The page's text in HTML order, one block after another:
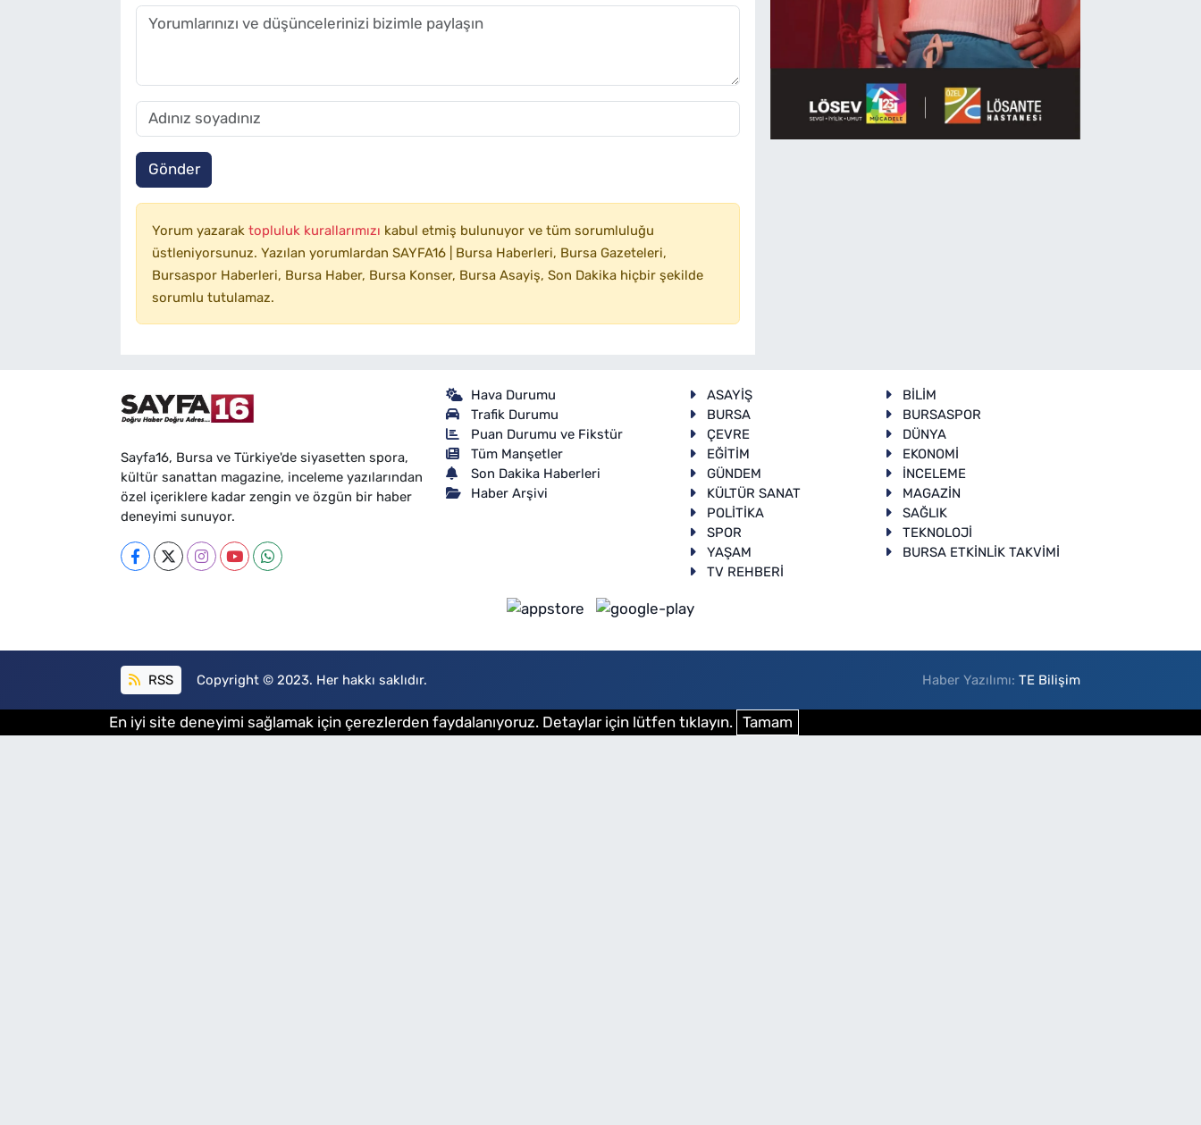
Gönder
Yorum yazarak topluluk kurallarımızı kabul etmiş bulunuyor ve tüm sorumluluğu
üstleniyorsunuz. Yazılan yorumlardan SAYFA16 | Bursa Haberleri, Bursa Gazeteleri,
Bursaspor Haberleri, Bursa Haber, Bursa Konser, Bursa Asayiş, Son Dakika hiçbir şekilde
sorumlu tutulamaz.
Sayfa16, Bursa ve Türkiye'de siyasetten spora,
kültür sanattan magazine, inceleme yazılarından
özel içeriklere kadar zengin ve özgün bir haber
deneyimi sunuyor.
Hava Durumu
Trafik Durumu
Puan Durumu ve Fikstür
Tüm Manşetler
Son Dakika Haberleri
Haber Arşivi
ASAYİŞ
BİLİM
BURSA
BURSASPOR
ÇEVRE
DÜNYA
EĞİTİM
EKONOMİ
GÜNDEM
İNCELEME
KÜLTÜR SANAT
MAGAZİN
POLİTİKA
SAĞLIK
SPOR
TEKNOLOJİ
YAŞAM
BURSA ETKİNLİK TAKVİMİ
TV REHBERİ
RSS Copyright © 2023. Her hakkı saklıdır. Haber Yazılımı:TE Bilişim
En iyi site deneyimi sağlamak için çerezlerden faydalanıyoruz. Detaylar için lütfen tıklayın. Tamam